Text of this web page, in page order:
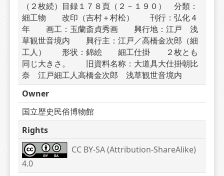
（２枚続）目録１７８頁（２－１９０）　分類：
細工物　　改印（吉村＋村松）　　刊行：弘化４
年　　画工：玉蘭斎貞秀画　　興行地：江戸　浅
草観世音境内　　興行主：江戸／高橋金次郎（細
工人）　　形状：錦絵　　細工仕掛　　２枚とも
同じ大きさ。　　旧資料名称：大道具大仕掛朝比
奈　江戸細工人高橋金次郎　浅草観世音境内
Owner
国立歴史民俗博物館
Rights
CC BY-SA (Attribution-ShareAlike)
4.0